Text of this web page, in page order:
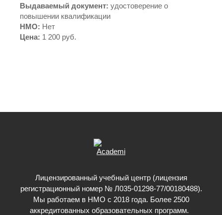
Выдаваемый документ: удостоверение о
повышении квалификации
НМО: Нет
Цена: 1 200 руб.
Лицензированный учебный центр (лицензия
регистрационный номер № Л035-01298-77/00180488).
Мы работаем в НМО с 2018 года. Более 2500
аккредитованных образовательных программ.